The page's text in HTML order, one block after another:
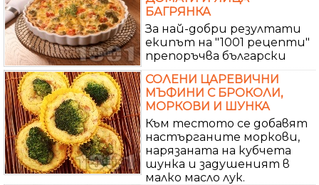
БАГРЯНКА
За най-добри резултати
екипът на "1001 рецепти"
препоръчва български
СОЛЕНИ ЦАРЕВИЧНИ
МЪФИНИ С БРОКОЛИ,
МОРКОВИ И ШУНКА
Към тестото се добавят
настърганите моркови,
нарязаната на кубчета
шунка и задушеният в
малко масло лук.